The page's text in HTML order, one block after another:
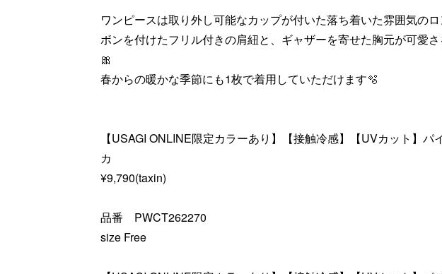
ワンピースは取り外し可能なカップが付いた落ち着いた雰囲気のロ
ボンを付けたフリル付きの肩紐と、ギャザーを寄せた胸元が可愛
🎀
春からの暖かな季節にも1枚で着用していただけます🫧
【USAGI ONLINE限定カラーあり】【接触冷感】【UVカット】パ
カ
¥9,790(taxin)
品番 PWCT262270
size Free